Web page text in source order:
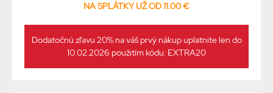
NA SPLÁTKY UŽ OD 11.00 €
Dodatočnú zľavu 20% na váš prvý nákup uplatnite len do
10.02.2026 použitím kódu: EXTRA20